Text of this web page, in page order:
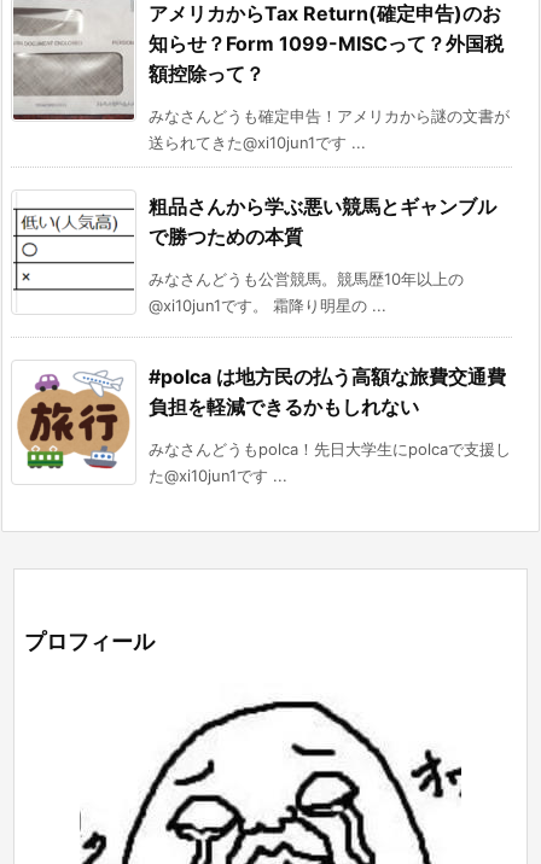
アメリカからTax Return(確定申告)のお
知らせ？Form 1099-MISCって？外国税
額控除って？
みなさんどうも確定申告！アメリカから謎の文書が
送られてきた@xi10jun1です ...
粗品さんから学ぶ悪い競馬とギャンブル
で勝つための本質
みなさんどうも公営競馬。競馬歴10年以上の
@xi10jun1です。 霜降り明星の ...
#polca は地方民の払う高額な旅費交通費
負担を軽減できるかもしれない
みなさんどうもpolca！先日大学生にpolcaで支援し
た@xi10jun1です ...
プロフィール